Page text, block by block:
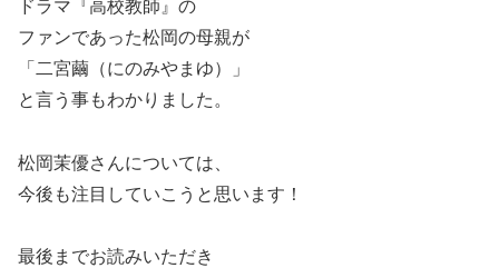
ドラマ『高校教師』の
ファンであった松岡の母親が
「二宮繭（にのみやまゆ）」
と言う事もわかりました。
松岡茉優さんについては、
今後も注目していこうと思います！
最後までお読みいただき